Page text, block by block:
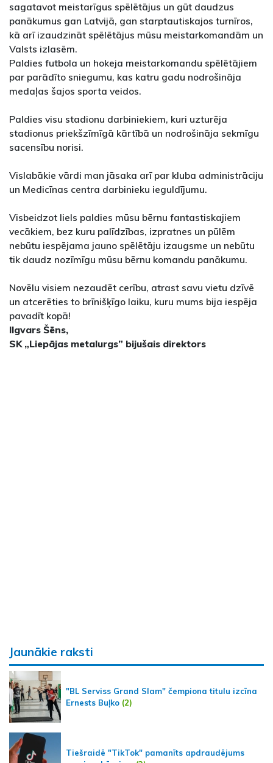
sagatavot meistarīgus spēlētājus un gūt daudzus
panākumus gan Latvijā, gan starptautiskajos turnīros,
kā arī izaudzināt spēlētājus mūsu meistarkomandām un
Valsts izlasēm.
Paldies futbola un hokeja meistarkomandu spēlētājiem
par parādīto sniegumu, kas katru gadu nodrošināja
medaļas šajos sporta veidos.
Paldies visu stadionu darbiniekiem, kuri uzturēja
stadionus priekšzīmīgā kārtībā un nodrošināja sekmīgu
sacensību norisi.
Vislabākie vārdi man jāsaka arī par kluba administrāciju
un Medicīnas centra darbinieku ieguldījumu.
Visbeidzot liels paldies mūsu bērnu fantastiskajiem
vecākiem, bez kuru palīdzības, izpratnes un pūlēm
nebūtu iespējama jauno spēlētāju izaugsme un nebūtu
tik daudz nozīmīgu mūsu bērnu komandu panākumu.
Novēlu visiem nezaudēt cerību, atrast savu vietu dzīvē
un atcerēties to brīnišķīgo laiku, kuru mums bija iespēja
pavadīt kopā!
Ilgvars Šēns,
SK „Liepājas metalurgs” bijušais direktors
Jaunākie raksti
"BL Serviss Grand Slam" čempiona titulu izcīna
Ernests Buļko (2)
Tiešraidē "TikTok" pamanīts apdraudējums